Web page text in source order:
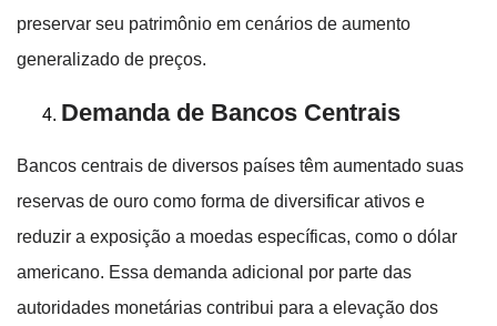
preservar seu patrimônio em cenários de aumento
generalizado de preços.
Demanda de Bancos Centrais
Bancos centrais de diversos países têm aumentado suas
reservas de ouro como forma de diversificar ativos e
reduzir a exposição a moedas específicas, como o dólar
americano. Essa demanda adicional por parte das
autoridades monetárias contribui para a elevação dos